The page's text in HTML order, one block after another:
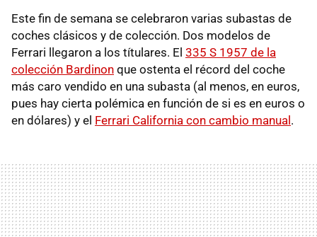
Este fin de semana se celebraron varias subastas de
coches clásicos y de colección. Dos modelos de
Ferrari llegaron a los títulares. El 335 S 1957 de la
colección Bardinon que ostenta el récord del coche
más caro vendido en una subasta (al menos, en euros,
pues hay cierta polémica en función de si es en euros o
en dólares) y el Ferrari California con cambio manual.